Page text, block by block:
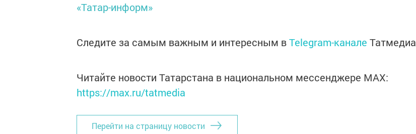
«Татар-информ»
Следите за самым важным и интересным вTelegram-канале Татмедиа
Читайте новости Татарстана в национальном мессенджере MАХ:
https://max.ru/tatmedia
Перейти на страницу новости